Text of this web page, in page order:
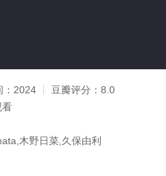
2024 豆瓣评分： 8.0
看
木野日菜,久保由利